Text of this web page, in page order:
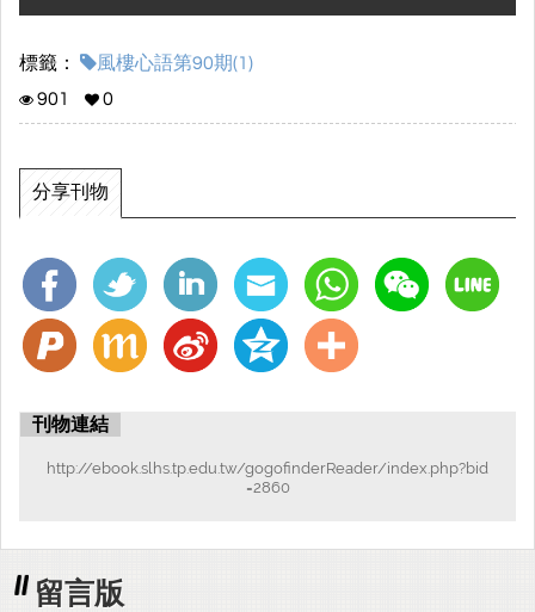
標籤：
風樓心語第90期(1)
901
0
分享刊物
刊物連結
http://ebook.slhs.tp.edu.tw/gogofinderReader/index.php?bid
=2860
留言版